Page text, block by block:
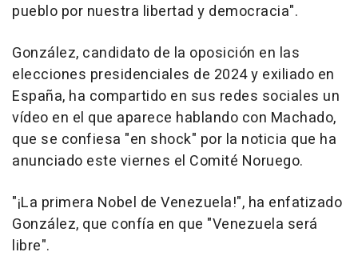
pueblo por nuestra libertad y democracia".
González, candidato de la oposición en las
elecciones presidenciales de 2024 y exiliado en
España, ha compartido en sus redes sociales un
vídeo en el que aparece hablando con Machado,
que se confiesa "en shock" por la noticia que ha
anunciado este viernes el Comité Noruego.
"¡La primera Nobel de Venezuela!", ha enfatizado
González, que confía en que "Venezuela será
libre".